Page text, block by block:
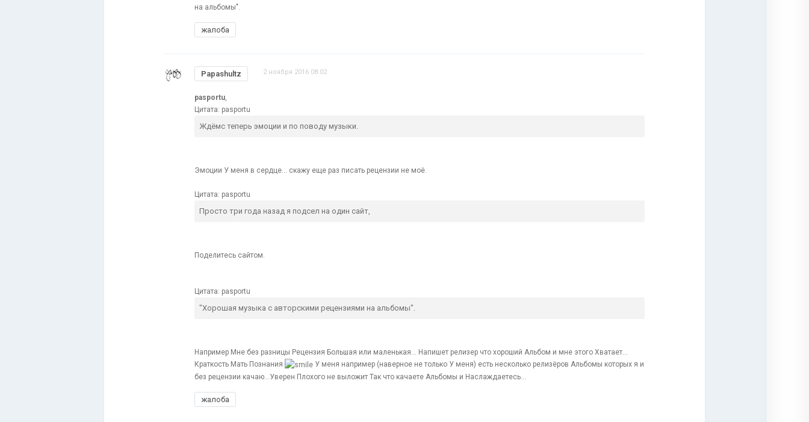
на альбомы".
жалоба
Papashultz 2 ноября 2016 08:02
pasportu,
Цитата: pasportu
Ждёмс теперь эмоции и по поводу музыки.
Эмоции У меня в сердце... скажу еще раз писать рецензии не моё.
Цитата: pasportu
Просто три года назад я подсел на один сайт,
Поделитесь сайтом.
Цитата: pasportu
"Хорошая музыка с авторскими рецензиями на альбомы".
Например Мне без разницы Рецензия Большая или маленькая... Напишет релизер что хороший Альбом и мне этого Хватает...
Краткость Мать Познания
У меня например (наверное не только У меня) есть несколько релизёров Альбомы которых я и
без рецензии качаю...Уверен Плохого не выложит Так что качаете Альбомы и Наслаждаетесь...
жалоба